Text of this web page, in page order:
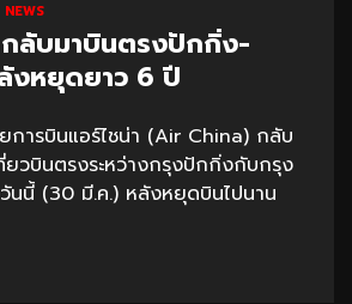
กลับมาบินตรงปักกิ่ง-
งหยุดยาว 6 ปี
ยการบินแอร์ไชน่า (Air China) กลับ
ยวบินตรงระหว่างกรุงปักกิ่งกับกรุง
นนี้ (30 มี.ค.) หลังหยุดบินไปนาน